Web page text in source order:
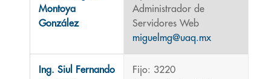
Montoya
González
Administrador de
Servidores Web
miguelmg@uaq.mx
Ing. Siul Fernando
Fijo: 3220